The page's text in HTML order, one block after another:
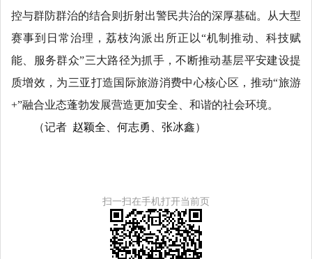
控与群防群治的结合则折射出警民共治的深厚基础。从大型
赛事到日常治理，荔枝沟派出所正以“机制推动、科技赋
能、服务群众”三大路径为抓手，不断推动基层平安建设提
质增效，为三亚打造国际旅游消费中心核心区，推动“旅游
+”融合业态蓬勃发展营造更加安全、和谐的社会环境。
（记者 赵颖全、何志勇、张冰鑫）
扫一扫在手机打开当前页